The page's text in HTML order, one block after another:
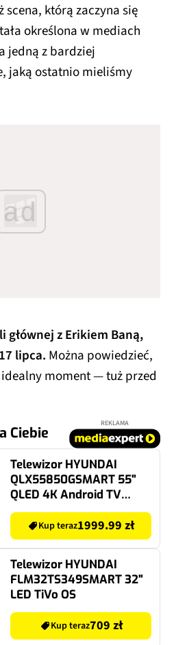
scena, którą zaczyna się
określona w mediach
jedną z bardziej
jaką ostatnio mieliśmy
ad
głównej z Erikiem Baną,
lipca. Można powiedzieć,
moment — tuż przed
Ciebie
REKLAMA
Telewizor HYUNDAI
QLX55850GSMART 55"
QLED 4K Android TV
Dolby Atmos Dolby
Vision HDMI 2.1
Kup teraz1999.99 zł
Telewizor HYUNDAI
FLM32TS349SMART 32"
LED TiVo OS
Kup teraz709 zł